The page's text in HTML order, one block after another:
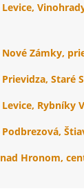
Zámky,
Staré
Rybníky
Hronom,